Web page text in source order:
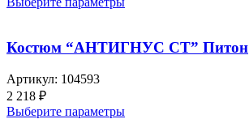
Костюм “АНТИГНУС СТ” Питон
Артикул: 104593
2 218 ₽
Выберите параметры